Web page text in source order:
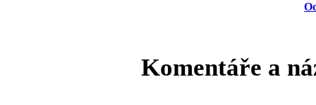
Komentáře a